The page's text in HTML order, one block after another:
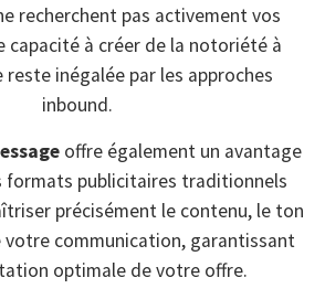
recherchent pas activement vos
capacité à créer de la notoriété à
reste inégalée par les approches
inbound.
offre également un avantage
formats publicitaires traditionnels
précisément le contenu, le ton
communication, garantissant
optimale de votre offre.